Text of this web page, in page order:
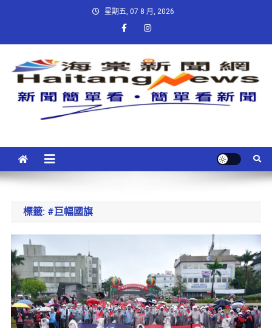
星期五, 07 8 月, 2026
標籤: #巨幅國旗